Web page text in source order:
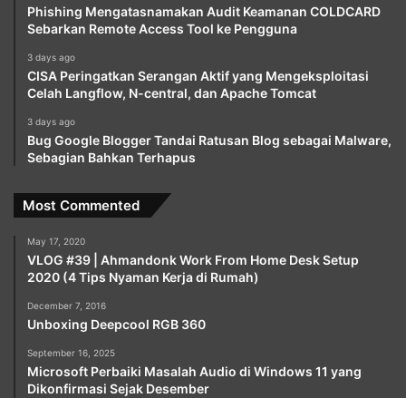
Phishing Mengatasnamakan Audit Keamanan COLDCARD
Sebarkan Remote Access Tool ke Pengguna
3 days ago
CISA Peringatkan Serangan Aktif yang Mengeksploitasi
Celah Langflow, N-central, dan Apache Tomcat
3 days ago
Bug Google Blogger Tandai Ratusan Blog sebagai Malware,
Sebagian Bahkan Terhapus
Most Commented
May 17, 2020
VLOG #39 | Ahmandonk Work From Home Desk Setup
2020 (4 Tips Nyaman Kerja di Rumah)
December 7, 2016
Unboxing Deepcool RGB 360
September 16, 2025
Microsoft Perbaiki Masalah Audio di Windows 11 yang
Dikonfirmasi Sejak Desember